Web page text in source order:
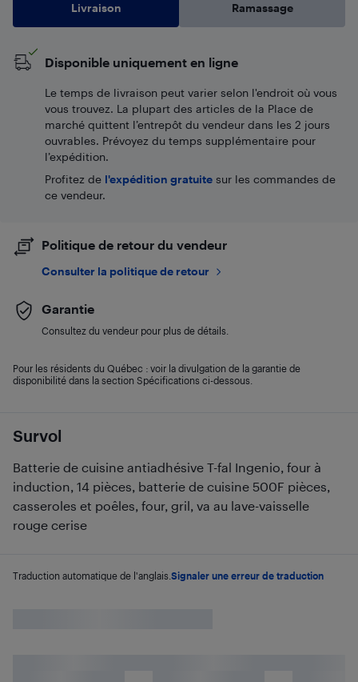
Survol
Batterie de cuisine antiadhésive T-fal Ingenio, four à
induction, 14 pièces, batterie de cuisine 500F pièces,
casseroles et poêles, four, gril, va au lave-vaisselle
rouge cerise
Traduction automatique de l'anglais. Signaler une erreur de traduction
Livraison Ramassage
Disponible uniquement en ligne
Le temps de livraison peut varier selon l'endroit où vous
vous trouvez. La plupart des articles de la Place de
marché quittent l’entrepôt du vendeur dans les 2 jours
ouvrables. Prévoyez du temps supplémentaire pour
l’expédition.
Profitez de l'expédition gratuite sur les commandes de
ce vendeur.
Politique de retour du vendeur
Consulter la politique de retour
Garantie
Consultez du vendeur pour plus de détails.
Pour les résidents du Québec : voir la divulgation de la garantie de
disponibilité dans la section Spécifications ci-dessous.